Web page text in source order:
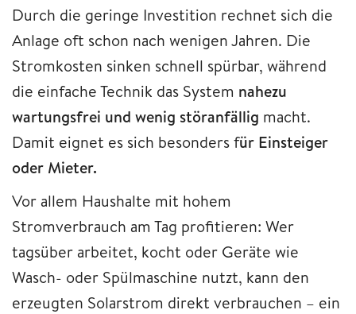
Durch die geringe Investition rechnet sich die
Anlage oft schon nach wenigen Jahren. Die
Stromkosten sinken schnell spürbar, während
die einfache Technik das System nahezu
wartungsfrei und wenig störanfällig macht.
Damit eignet es sich besonders für Einsteiger
oder Mieter.
Vor allem Haushalte mit hohem
Stromverbrauch am Tag profitieren: Wer
tagsüber arbeitet, kocht oder Geräte wie
Wasch- oder Spülmaschine nutzt, kann den
erzeugten Solarstrom direkt verbrauchen – ein